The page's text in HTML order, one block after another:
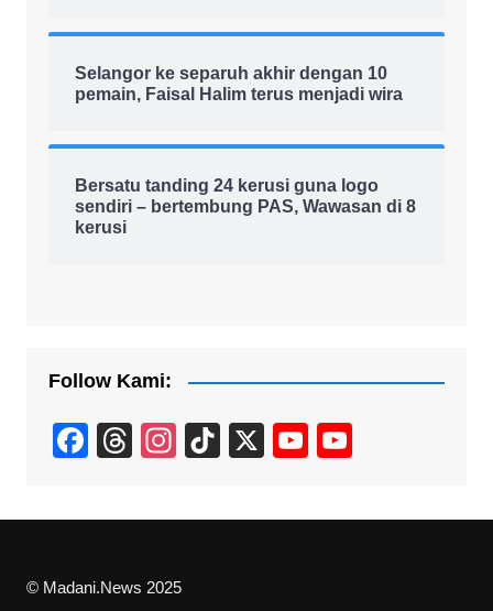
Selangor ke separuh akhir dengan 10
pemain, Faisal Halim terus menjadi wira
Bersatu tanding 24 kerusi guna logo
sendiri – bertembung PAS, Wawasan di 8
kerusi
Follow Kami:
F
c
b
T
e
d
In
a
a
Ti
T
X
Y
u
u
© Madani.News 2025